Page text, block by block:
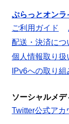
ぷらっとオンラ
ご利用ガイド
配送・決済につ
個人情報取り扱
IPv6への取り組
ソーシャルメデ
Twitter公式アカ